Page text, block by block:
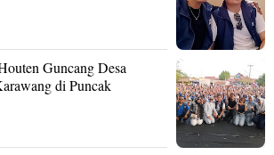
Guncang Desa
di Puncak